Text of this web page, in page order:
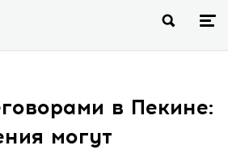
в Пекине:
могут